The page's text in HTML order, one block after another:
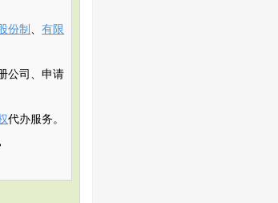
份制 、有限
公司、申请
代办服务。